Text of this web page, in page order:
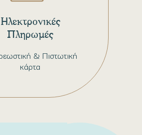
& Πιστωτική
κάρτα
Ηλεκτρονικές
Πληρωμές